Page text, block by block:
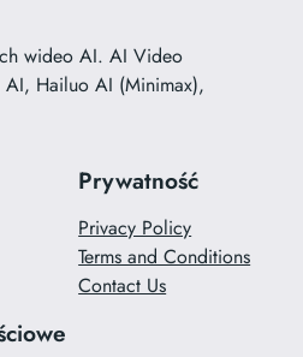
wideo AI. AI Video
Hailuo AI (Minimax),
Prywatność
Privacy Policy
Terms and Conditions
Contact Us